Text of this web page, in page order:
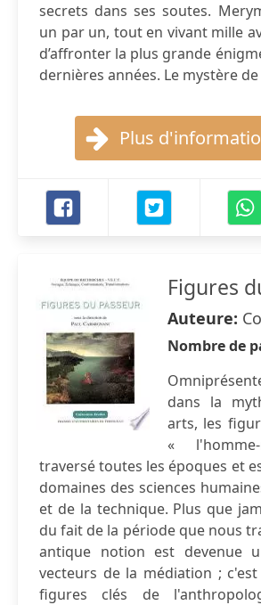
secrets dans ses soutes.
un par un, tout en vivant mille
d’affronter la plus grande
dernières années. Le mystère
Plus
Figures
Auteure:
Nombre de
dans la
arts, les
«
traversé toutes les époques et
domaines des sciences
et de la technique. Plus que
du fait de la période que nous
antique notion est devenue
vecteurs de la médiation ;
figures clés de